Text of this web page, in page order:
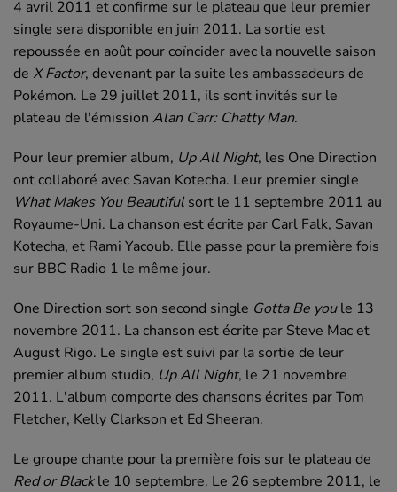
4 avril 2011 et confirme sur le plateau que leur premier
single sera disponible en juin 2011. La sortie est
repoussée en août pour coïncider avec la nouvelle saison
de X Factor, devenant par la suite les ambassadeurs de
Pokémon. Le 29 juillet 2011, ils sont invités sur le
plateau de l'émission Alan Carr: Chatty Man.
Pour leur premier album, Up All Night, les One Direction
ont collaboré avec Savan Kotecha. Leur premier single
What Makes You Beautiful sort le 11 septembre 2011 au
Royaume-Uni. La chanson est écrite par Carl Falk, Savan
Kotecha, et Rami Yacoub. Elle passe pour la première fois
sur BBC Radio 1 le même jour.
One Direction sort son second single Gotta Be youle 13
novembre 2011. La chanson est écrite par Steve Mac et
August Rigo. Le single est suivi par la sortie de leur
premier album studio, Up All Night, le 21 novembre
2011. L'album comporte des chansons écrites par Tom
Fletcher, Kelly Clarkson et Ed Sheeran.
Le groupe chante pour la première fois sur le plateau de
Red or Blackle 10 septembre. Le 26 septembre 2011, le